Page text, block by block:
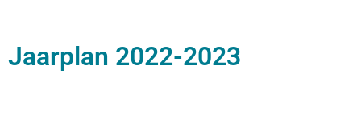
Jaarplan 2022-2023